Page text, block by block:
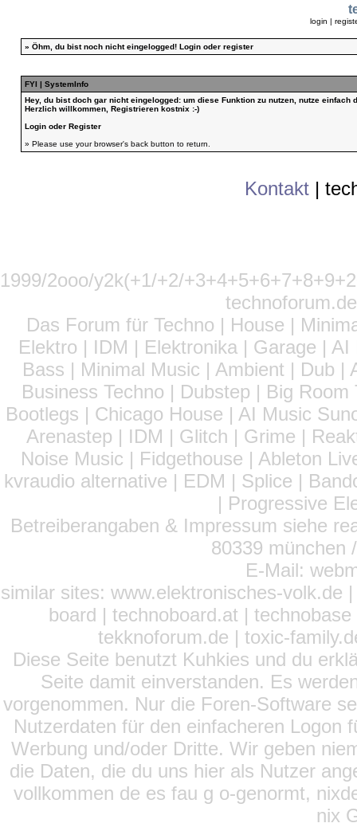
login |
» Öhm, du bist noch nicht eingelogged! Loginoder register
FYI | SystemInfo
Hey, du bist doch gar nicht eingelogged: um diese Funktion zu nutzen, nutze
Herzlich willkommen, Registrieren kostnix :-)
Loginoder Register
» Please use your browser's back button to return.
Kontakt |
1999/2ooo/y2k(+1/+2/
Das Forum für Techno | House |
Elektro | IDM | Elektronika | Garage |
Bass | Minimal Music | Ambient | Dub
Business Techno | Dubstep | Big
Bootlegs | Chicago House | AI Music
Arenastep | IDM | Glitch | Grime |
Noise Music | Fidgethouse | Ableton
kvraudio alternative | EDM | Splice |
| Progressive
Betreiberangaben & Impressum siehe
80339 münchen
E-Mail:
similar sites: www.elektronisches-volk.de
board | technoboard.at |
tekknoforum.de | toxic-
Diese Seite benutzt Kuhkies und du
Seite damit einverstanden. Es
vorgenommen. Nur die Foren-Software
Nutzerdaten für den einfacheren Logon
Werbung und/oder Dritte. Wir geben
die Daten, die du uns hier als Nutzer
vollkommen de es fau g o-genormt,
nix